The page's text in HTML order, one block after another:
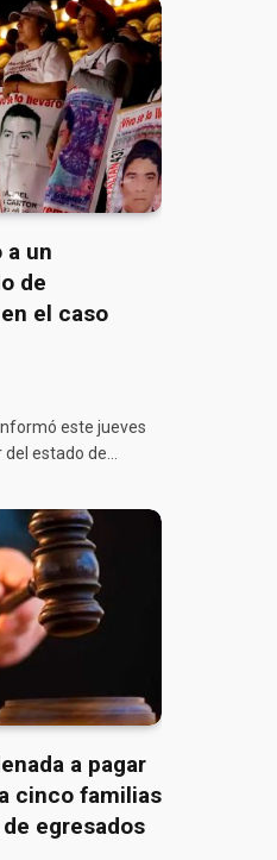
a un
de
el caso
este jueves
estado de…
a pagar
cinco familias
egresados